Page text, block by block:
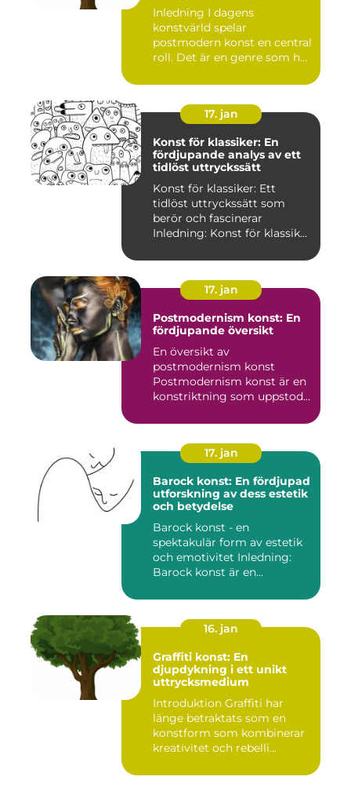
Inledning I dagens
konstvärld spelar
postmodern konst en central
roll. Det är en genre som har
17. jan
Konst för klassiker: En
fördjupande analys av ett
tidlöst uttryckssätt
Konst för klassiker: Ett
tidlöst uttryckssätt som
berör och fascinerar
Inledning: Konst för klassik...
17. jan
Postmodernism konst: En
fördjupande översikt
En översikt av
postmodernism konst
Postmodernism konst är en
konstriktning som uppstod
17. jan
Barock konst: En fördjupad
utforskning av dess estetik
och betydelse
Barock konst - en
spektakulär form av estetik
och emotivitet Inledning:
Barock konst är en
16. jan
Graffiti konst: En
djupdykning i ett unikt
uttrycksmedium
Introduktion Graffiti har
länge betraktats som en
konstform som kombinerar
kreativitet och rebelli...